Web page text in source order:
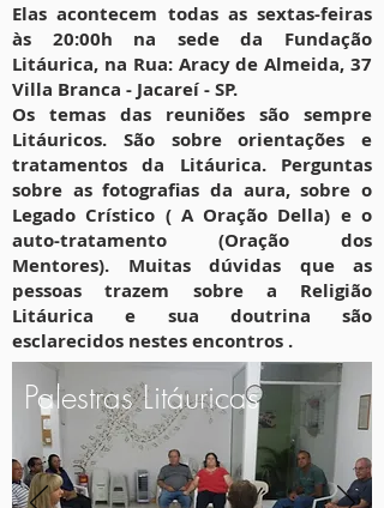
Elas acontecem todas as sextas-feiras
às 20:00h na sede da Fundação
Litáurica, na Rua: Aracy de Almeida, 37
Villa Branca - Jacareí - SP.
Os temas das reuniões são sempre
Litáuricos. São sobre orientações e
tratamentos da Litáurica. Perguntas
sobre as fotografias da aura, sobre o
Legado Crístico ( A Oração Della) e o
auto-tratamento (Oração dos
Mentores). Muitas dúvidas que as
pessoas trazem sobre a Religião
Litáurica e sua doutrina são
esclarecidos nestes encontros .
Palestras Litáuricas